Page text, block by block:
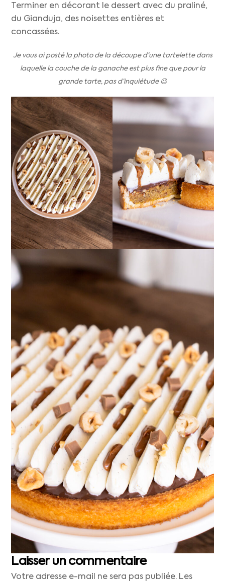
Terminer en décorant le dessert avec du praliné,
du Gianduja, des noisettes entières et
concassées.
Je vous ai posté la photo de la découpe d’une tartelette dans
laquelle la couche de la ganache est plus fine que pour la
grande tarte, pas d’inquiétude 😉
Laisser un commentaire
Votre adresse e-mail ne sera pas publiée. Les